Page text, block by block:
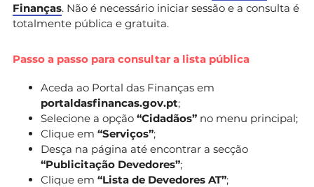
Finanças. Não é necessário iniciar sessão e a consulta é
totalmente pública e gratuita.
Passo a passo para consultar a lista pública
Aceda ao Portal das Finanças em
portaldasfinancas.gov.pt;
Selecione a opção “Cidadãos” no menu principal;
Clique em “Serviços”;
Desça na página até encontrar a secção
“Publicitação Devedores”;
Clique em “Lista de Devedores AT”;